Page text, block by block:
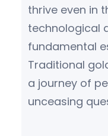
thrive even in
technological
fundamental
Traditional
a journey of
unceasing